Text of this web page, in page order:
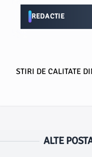
REDACTIE
STIRI DE CALITATE
ALTE